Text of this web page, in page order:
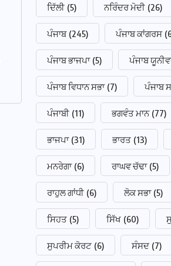
ਦਿੱਲੀ (5) ਨਰਿੰਦਰ ਮੋਦੀ (26)
ਪੰਜਾਬ (245) ਪੰਜਾਬ ਕਾਂਗਰਸ
ਪੰਜਾਬ ਭਾਜਪਾ (5) ਪੰਜਾਬ
ਪੰਜਾਬ ਵਿਧਾਨ ਸਭਾ (7) ਪੰਜਾਬ
ਪੰਜਾਬੀ (11) ਭਗਵੰਤ ਮਾਨ (77)
ਭਾਜਪਾ (31) ਭਾਰਤ (13)
ਮਨਰੇਗਾ (6) ਰਾਘਵ ਚੱਢਾ (5)
ਰਾਹੁਲ ਗਾਂਧੀ (6) ਲੋਕ ਸਭਾ (5)
ਸਿਹਤ (5) ਸਿੱਖ (60)
ਸੁਪਰੀਮ ਕੋਰਟ (6) ਸੰਸਦ (7)